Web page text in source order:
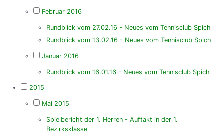
Februar 2016
Rundblick vom 27.02.16 - Neues vom Tennisclub Spich
Rundblick vom 13.02.16 - Neues vom Tennisclub Spich
Januar 2016
Rundblick vom 16.01.16 - Neues vom Tennisclub Spich
2015
Mai 2015
Spielbericht der 1. Herren - Auftakt in der 1.
Bezirksklasse